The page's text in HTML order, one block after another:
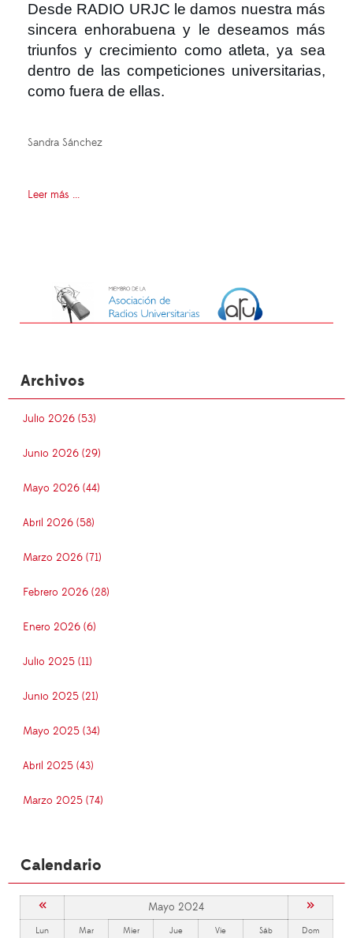
Desde RADIO URJC le damos nuestra más
sincera enhorabuena y le deseamos más
triunfos y crecimiento como atleta, ya sea
dentro de las competiciones universitarias,
como fuera de ellas.
Sandra Sánchez
Leer más ...
Archivos
Julio 2026 (53)
Junio 2026 (29)
Mayo 2026 (44)
Abril 2026 (58)
Marzo 2026 (71)
Febrero 2026 (28)
Enero 2026 (6)
Julio 2025 (11)
Junio 2025 (21)
Mayo 2025 (34)
Abril 2025 (43)
Marzo 2025 (74)
Calendario
« Mayo 2024 »
Lun Mar Mier Jue Vie Sáb Dom